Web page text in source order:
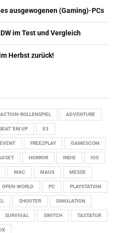
ausgewogenen (Gaming)-PCs
im Test und Vergleich
Herbst zurück!
ACTION-ROLLENSPIEL ADVENTURE
'EM UP E3
EVENT FREE2PLAY GAMESCOM
HORROR INDIE IOS
MAC MAUS MESSE
OPEN-WORLD PC PLAYSTATION
SHOOTER SIMULATION
SURVIVAL SWITCH TASTATUR